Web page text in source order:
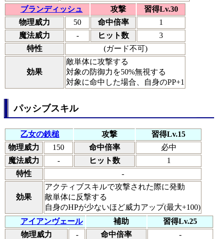
ブランディッシュ
攻撃
習得Lv.30
物理威力
50 命中倍率
1
魔法威力
- ヒット数
3
特性
(ガード不可)
効果
敵単体に攻撃する
対象の防御力を50%無視する
対象に命中した場合、自身のPP+1
パッシブスキル
乙女の鉄槌 攻撃
習得Lv.15
物理威力
150 命中倍率
必中
魔法威力
- ヒット数
1
特性
-
効果
アクティブスキルで攻撃された際に発動
敵単体に反撃する
自身のHPが少ないほど威力アップ(最大+100)
アイアンヴェール
補助
習得Lv.25
物理威力
- 命中倍率
-